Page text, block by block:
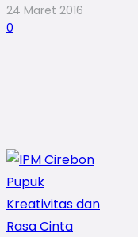
24 Maret 2016
0